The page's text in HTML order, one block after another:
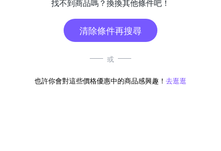
找不到商品嗎？換換其他條件吧！
清除條件再搜尋
或
也許你會對這些價格優惠中的商品感興趣！ 去逛逛